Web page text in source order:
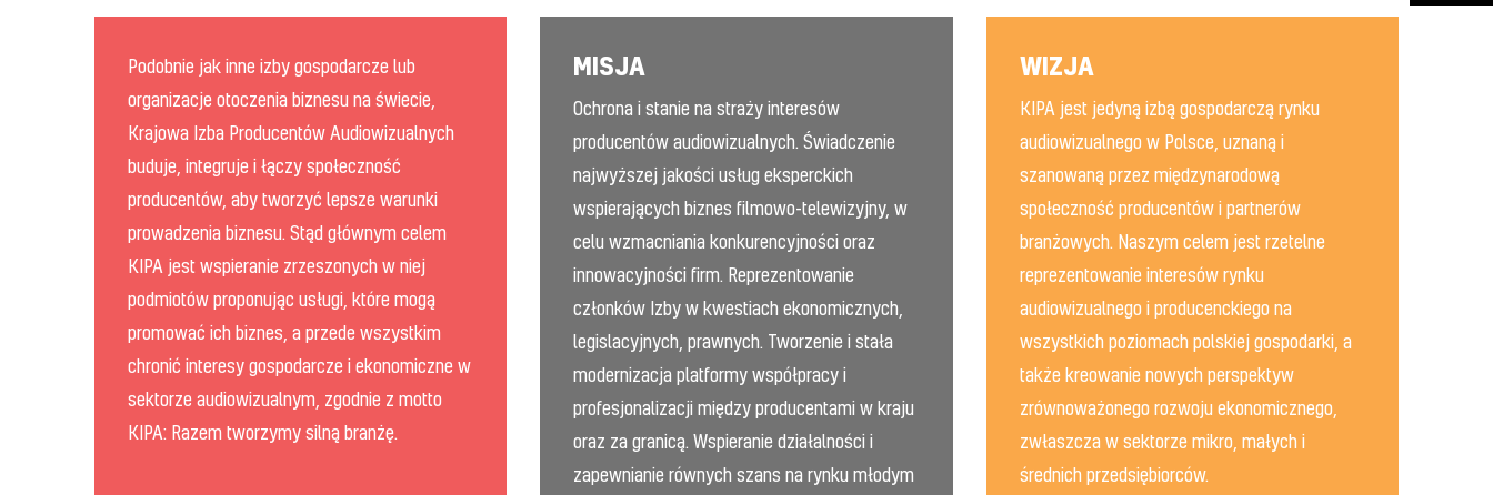
Podobnie jak inne izby gospodarcze lub
organizacje otoczenia biznesu na świecie,
Krajowa Izba Producentów Audiowizualnych
buduje, integruje i łączy społeczność
producentów, aby tworzyć lepsze warunki
prowadzenia biznesu. Stąd głównym celem
KIPA jest wspieranie zrzeszonych w niej
podmiotów proponując usługi, które mogą
promować ich biznes, a przede wszystkim
chronić interesy gospodarcze i ekonomiczne w
sektorze audiowizualnym, zgodnie z motto
KIPA: Razem tworzymy silną branżę.
MISJA
Ochrona i stanie na straży interesów
producentów audiowizualnych. Świadczenie
najwyższej jakości usług eksperckich
wspierających biznes filmowo-telewizyjny, w
celu wzmacniania konkurencyjności oraz
innowacyjności firm. Reprezentowanie
członków Izby w kwestiach ekonomicznych,
legislacyjnych, prawnych. Tworzenie i stała
modernizacja platformy współpracy i
profesjonalizacji między producentami w kraju
oraz za granicą. Wspieranie działalności i
zapewnianie równych szans na rynku młodym
WIZJA
KIPA jest jedyną izbą gospodarczą rynku
audiowizualnego w Polsce, uznaną i
szanowaną przez międzynarodową
społeczność producentów i partnerów
branżowych. Naszym celem jest rzetelne
reprezentowanie interesów rynku
audiowizualnego i producenckiego na
wszystkich poziomach polskiej gospodarki, a
także kreowanie nowych perspektyw
zrównoważonego rozwoju ekonomicznego,
zwłaszcza w sektorze mikro, małych i
średnich przedsiębiorców.